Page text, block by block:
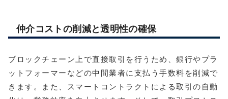
仲介コストの削減と透明性の確保
ブロックチェーン上で直接取引を行うため、銀行やプラ
ットフォーマーなどの中間業者に支払う手数料を削減で
きます。また、スマートコントラクトによる取引の自動